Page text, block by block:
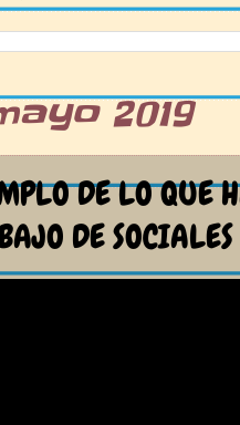
2019
DE LO QUE
DE SOCIALES